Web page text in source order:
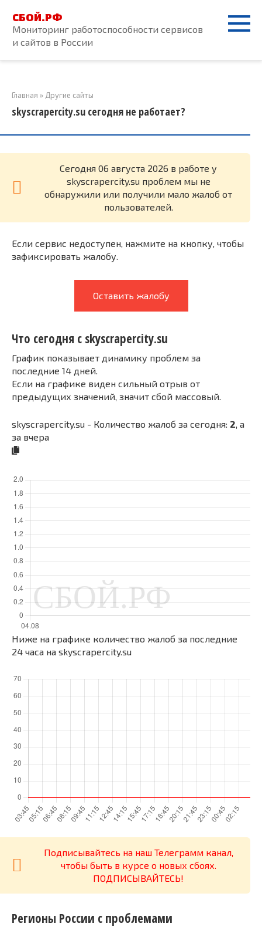
контенту
СБОЙ.РФ
Мониторинг работоспособности сервисов
и сайтов в России
Главная » Другие сайты
skyscrapercity.su сегодня не работает?
Cегодня 06 августа 2026 в работе у
skyscrapercity.su проблем мы не
обнаружили или получили мало жалоб от
пользователей.
Если сервис недоступен, нажмите на кнопку, чтобы
зафиксировать жалобу.
Оставить жалобу
Что сегодня с skyscrapercity.su
График показывает динамику проблем за
последние 14 дней.
Если на графике виден сильный отрыв от
предыдущих значений, значит сбой массовый.
skyscrapercity.su - Количество жалоб за сегодня: 2 , а
за вчера
Ниже на графике количество жалоб за последние
24 часа на skyscrapercity.su
Подписывайтесь на наш Телеграмм канал,
чтобы быть в курсе о новых сбоях.
ПОДПИСЫВАЙТЕСЬ!
Регионы России с проблемами